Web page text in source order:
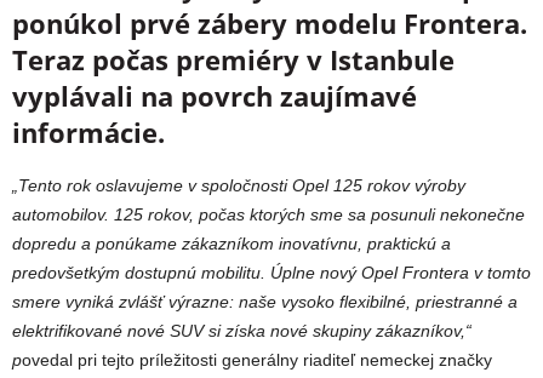
ponúkol prvé zábery modelu Frontera.
Teraz počas premiéry v Istanbule
vyplávali na povrch zaujímavé
informácie.
„Tento rok oslavujeme v spoločnosti Opel 125 rokov výroby
automobilov. 125 rokov, počas ktorých sme sa posunuli nekonečne
dopredu a ponúkame zákazníkom inovatívnu, praktickú a
predovšetkým dostupnú mobilitu. Úplne nový Opel Frontera v tomto
smere vyniká zvlášť výrazne: naše vysoko flexibilné, priestranné a
elektrifikované nové SUV si získa nové skupiny zákazníkov,“
povedal pri tejto príležitosti generálny riaditeľ nemeckej značky